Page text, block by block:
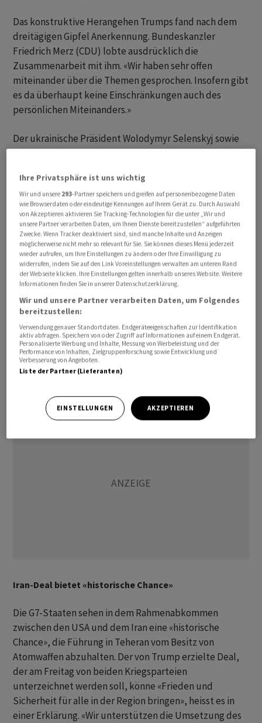
Das konstruktive Herangehen Trumps fand nach dem
dreitägigen Gipfel Anerkennung. Bundeskanzler
Friedrich Merz (CDU) lobte ausdrücklich die
Zusammenarbeit mit ihm. «Wir haben sehr offen
miteinander über die Themen gesprochen. Insofern gibt
es da überhaupt keine Einschränkungen auch des
persönlichen Miteinanders.»
Der ukrainische Präsident Wolodymyr Selenskyj sowie
führende Politiker aus dem Nahen Osten waren als
einer Übersicht:
Ukraine: Macron spricht von «strategischem Erwachen»
Frankreichs Präsident Emmanuel Macron, der
Gastgeber, bezeichnete den Gipfel als «Moment des
strategischen Erwachens». Die USA und die anderen G7-
Staaten wollen mit zusätzlichem Druck auf Russland
die Bemühungen um ein Ende des Ukraine-Krieges
intensivieren. In einer gemeinsamen Erklärung der
Staats- und Regierungschefs heisst es, man werde die
Sanktionen verschärfen, auch im Öl- und Gassektor.
Zudem habe man vereinbart, die Lieferung
weitreichender Waffen und von
Iran-Deal bietet «historische Chance»
Die G7-Staaten sehen in dem Rahmenabkommen
zwischen den USA und dem Iran eine «historische
Chance», die Führung in Teheran vom Besitz von
Atomwaffen abzuhalten. Der von Trump erzielte Deal,
der am Freitag von beiden Kriegsparteien
unterzeichnet werden soll, könne «Frieden und
Sicherheit für alle in der Region bringen», heisst es in
einer Erklärung. «Wir unterstützen die Umsetzung des
Ihre Privatsphäre ist uns wichtig
Wir und unsere 293-Partner speichern und greifen auf personenbezogene Daten
wie Browserdaten oder eindeutige Kennungen auf Ihrem Gerät zu. Durch Auswahl
von Akzeptieren aktivieren Sie Tracking-Technologien für die unter „Wir und
unsere Partner verarbeiten Daten, um Ihnen Dienste bereitzustellen“ aufgeführten
Zwecke. Wenn Tracker deaktiviert sind, sind manche Inhalte und Anzeigen
möglicherweise nicht mehr so relevant für Sie. Sie können dieses Menü jederzeit
wieder aufrufen, um Ihre Einstellungen zu ändern oder Ihre Einwilligung zu
widerrufen, indem Sie auf den Link Voreinstellungen verwalten am unteren Rand
der Webseite klicken. Ihre Einstellungen gelten innerhalb unseres Website. Weitere
Informationen finden Sie in unserer Datenschutzerklärung.
Wir und unsere Partner verarbeiten Daten, um Folgendes
bereitzustellen:
Verwendung genauer Standortdaten. Endgeräteeigenschaften zur Identifikation
aktiv abfragen. Speichern von oder Zugriff auf Informationen auf einem Endgerät.
Personalisierte Werbung und Inhalte, Messung von Werbeleistung und der
Performance von Inhalten, Zielgruppenforschung sowie Entwicklung und
Verbesserung von Angeboten.
Liste der Partner (Lieferanten)
EINSTELLUNGEN AKZEPTIEREN